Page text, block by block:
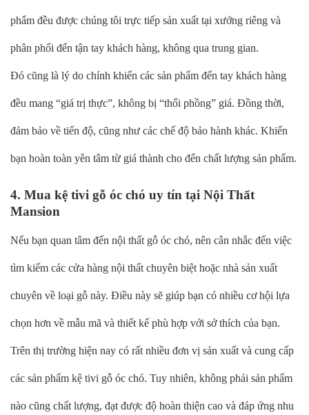
phẩm đều được chúng tôi trực tiếp sản xuất tại xưởng riêng và
phân phối đến tận tay khách hàng, không qua trung gian.
Đó cũng là lý do chính khiến các sản phẩm đến tay khách hàng
đều mang “giá trị thực”, không bị “thổi phồng” giá. Đồng thời,
đảm bảo về tiến độ, cũng như các chế độ bảo hành khác. Khiến
bạn hoàn toàn yên tâm từ giá thành cho đến chất lượng sản phẩm.
4. Mua kệ tivi gỗ óc chó uy tín tại Nội Thất
Mansion
Nếu bạn quan tâm đến nội thất gỗ óc chó, nên cân nhắc đến việc
tìm kiếm các cửa hàng nội thất chuyên biệt hoặc nhà sản xuất
chuyên về loại gỗ này. Điều này sẽ giúp bạn có nhiều cơ hội lựa
chọn hơn về mẫu mã và thiết kế phù hợp với sở thích của bạn.
Trên thị trường hiện nay có rất nhiều đơn vị sản xuất và cung cấp
các sản phẩm kệ tivi gỗ óc chó. Tuy nhiên, không phải sản phẩm
nào cũng chất lượng, đạt được độ hoàn thiện cao và đáp ứng nhu